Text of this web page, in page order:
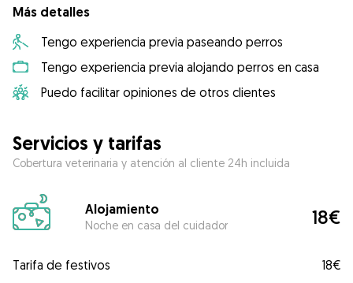
Más detalles
Tengo experiencia previa paseando perros
Tengo experiencia previa alojando perros en casa
Puedo facilitar opiniones de otros clientes
Servicios y tarifas
Cobertura veterinaria y atención al cliente 24h incluida
Alojamiento
Noche en casa del cuidador 18€
Tarifa de festivos
18€